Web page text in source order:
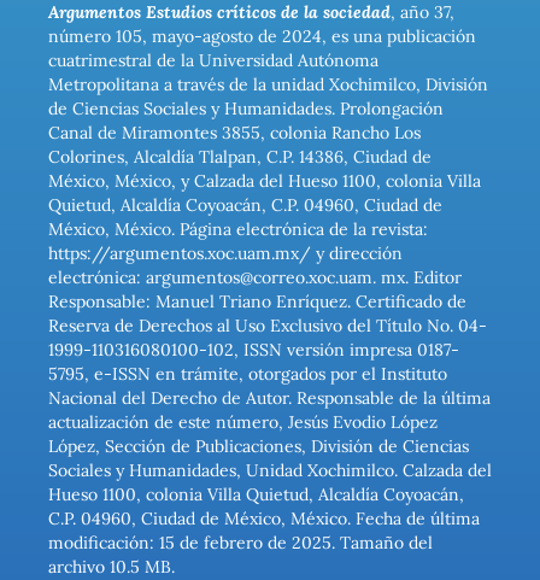
Argumentos Estudios críticos de la sociedad, año 37,
número 105, mayo-agosto de 2024, es una publicación
cuatrimestral de la Universidad Autónoma
Metropolitana a través de la unidad Xochimilco, División
de Ciencias Sociales y Humanidades. Prolongación
Canal de Miramontes 3855, colonia Rancho Los
Colorines, Alcaldía Tlalpan, C.P. 14386, Ciudad de
México, México, y Calzada del Hueso 1100, colonia Villa
Quietud, Alcaldía Coyoacán, C.P. 04960, Ciudad de
México, México. Página electrónica de la revista:
https://argumentos.xoc.uam.mx/ y dirección
electrónica: argumentos@correo.xoc.uam. mx. Editor
Responsable: Manuel Triano Enríquez. Certificado de
Reserva de Derechos al Uso Exclusivo del Título No. 04-
1999-110316080100-102, ISSN versión impresa 0187-
5795, e-ISSN en trámite, otorgados por el Instituto
Nacional del Derecho de Autor. Responsable de la última
actualización de este número, Jesús Evodio López
López, Sección de Publicaciones, División de Ciencias
Sociales y Humanidades, Unidad Xochimilco. Calzada del
Hueso 1100, colonia Villa Quietud, Alcaldía Coyoacán,
C.P. 04960, Ciudad de México, México. Fecha de última
modificación: 15 de febrero de 2025. Tamaño del
archivo 10.5 MB.